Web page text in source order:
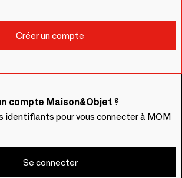
compte Maison&Objet ?
identifiants pour vous connecter à MOM
Se connecter